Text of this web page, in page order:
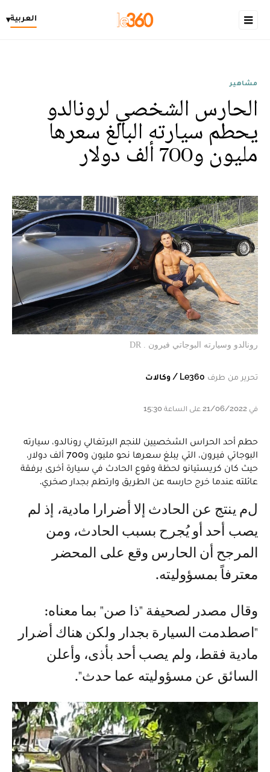
العربية▾
مشاهير
الحارس الشخصي لرونالدو
يحطم سيارته البالغ سعرها
مليون و700 ألف دولار
رونالدو وسيارته البوجاتي فيرون . DR
تحرير من طرف Le360 / وكالات
في 21/06/2022 على الساعة 15:30
حطم أحد الحراس الشخصيين للنجم البرتغالي رونالدو، سيارته
البوجاتي فيرون، التي يبلغ سعرها نحو مليون و700 ألف دولار،
حيث كان كريستيانو لحظة وقوع الحادث في سيارة أخرى برفقة
عائلته عندما خرج حارسه عن الطريق وارتطم بجدار صخري.
لم ينتج عن الحادث إلا أضرارا مادية، إذ لم
يصب أحد أو يُجرح بسبب الحادث، ومن
المرجح أن الحارس وقع على المحضر
معترفاً بمسؤوليته.
وقال مصدر لصحيفة "ذا صن" بما معناه:
"اصطدمت السيارة بجدار ولكن هناك أضرار
مادية فقط، ولم يصب أحد بأذى، وأعلن
السائق عن مسؤوليته عما حدث".